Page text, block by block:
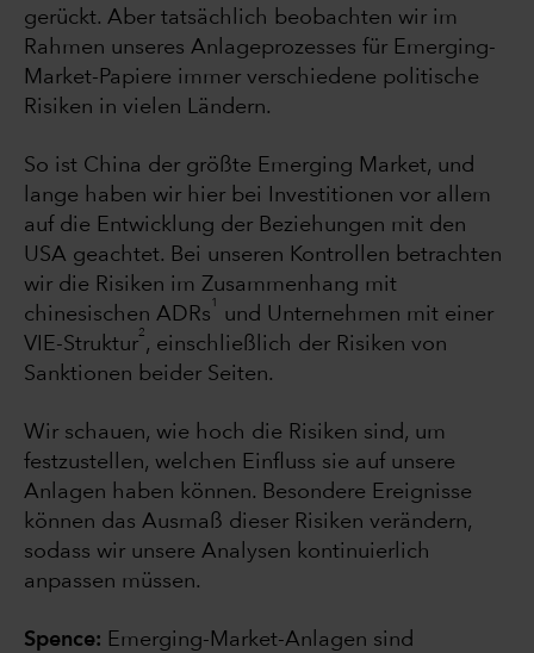
gerückt. Aber tatsächlich beobachten wir im
Rahmen unseres Anlageprozesses für Emerging-
Market-Papiere immer verschiedene politische
Risiken in vielen Ländern.
So ist China der größte Emerging Market, und
lange haben wir hier bei Investitionen vor allem
auf die Entwicklung der Beziehungen mit den
USA geachtet. Bei unseren Kontrollen betrachten
wir die Risiken im Zusammenhang mit
chinesischen ADRs
1
und Unternehmen mit einer
VIE-Struktur
2
, einschließlich der Risiken von
Sanktionen beider Seiten.
Wir schauen, wie hoch die Risiken sind, um
festzustellen, welchen Einfluss sie auf unsere
Anlagen haben können. Besondere Ereignisse
können das Ausmaß dieser Risiken verändern,
sodass wir unsere Analysen kontinuierlich
anpassen müssen.
Spence: Emerging-Market-Anlagen sind